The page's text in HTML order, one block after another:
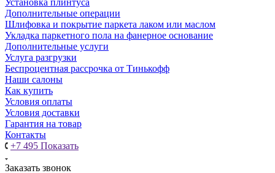
Установка плинтуса
Дополнительные операции
Шлифовка и покрытие паркета лаком или маслом
Укладка паркетного пола на фанерное основание
Дополнительные услуги
Услуга разгрузки
Беспроцентная рассрочка от Тинькофф
Наши салоны
Как купить
Условия оплаты
Условия доставки
Гарантия на товар
Контакты
+7 495 Показать
Заказать звонок